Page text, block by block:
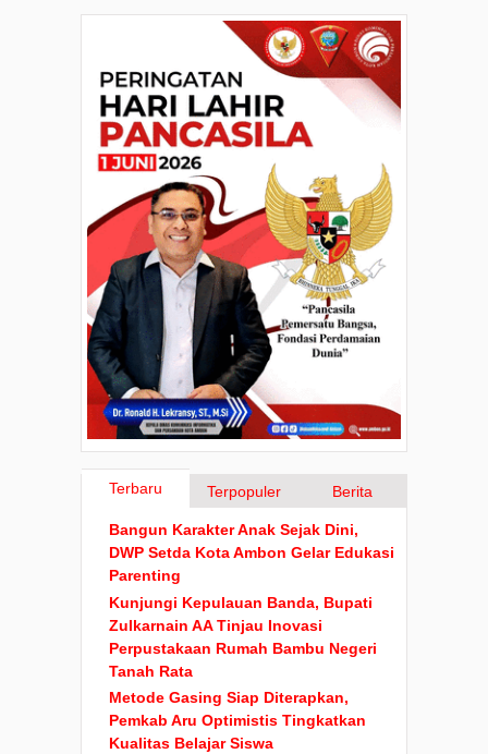
Terbaru Terpopuler Berita
Bangun Karakter Anak Sejak Dini,
DWP Setda Kota Ambon Gelar Edukasi
Parenting
Kunjungi Kepulauan Banda, Bupati
Zulkarnain AA Tinjau Inovasi
Perpustakaan Rumah Bambu Negeri
Tanah Rata
Metode Gasing Siap Diterapkan,
Pemkab Aru Optimistis Tingkatkan
Kualitas Belajar Siswa